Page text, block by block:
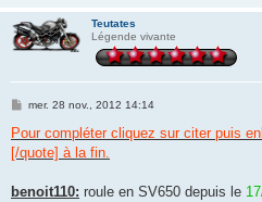
Teutates
Légende vivante
M
s
s
a
mer. 28 nov., 2012 14:14
Pour compléter cliquez sur citer puis
[/quote] à la fin.
benoit110: roule en SV650 depuis le